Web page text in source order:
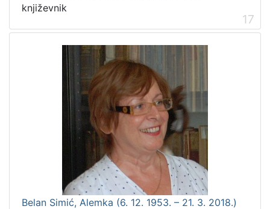
književnik
17
Belan Simić, Alemka (6. 12. 1953. – 21. 3. 2018.)